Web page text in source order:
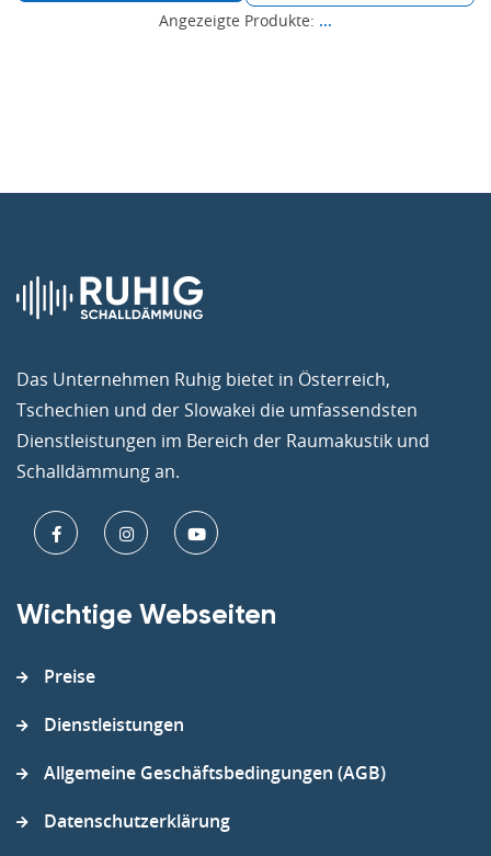
Angezeigte Produkte: ...
Das Unternehmen Ruhig bietet in Österreich,
Tschechien und der Slowakei die umfassendsten
Dienstleistungen im Bereich der Raumakustik und
Schalldämmung an.
Wichtige Webseiten
Preise
Dienstleistungen
Allgemeine Geschäftsbedingungen (AGB)
Datenschutzerklärung